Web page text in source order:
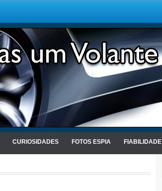
CURIOSIDADES FOTOS ESPIA FIABILIDADE